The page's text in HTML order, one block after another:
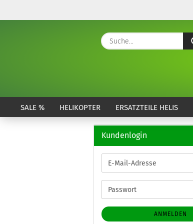
SALE % HELIKOPTER ERSATZTEILE HELIS
Kundenlogin
E-
Mail-
Adresse
Passwort
ANMELDEN